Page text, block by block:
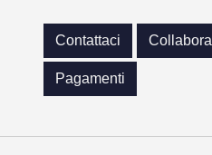
Contattaci Collabora
Pagamenti